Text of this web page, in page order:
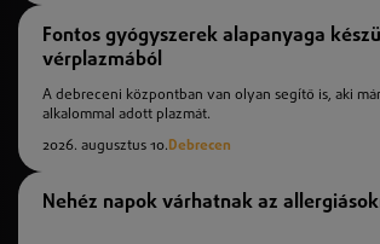
Fontos gyógyszerek alapanyaga
vérplazmából
A debreceni központban van olyan segítő is, aki
alkalommal adott plazmát.
2026. augusztus 10.Debrecen
Nehéz napok várhatnak az